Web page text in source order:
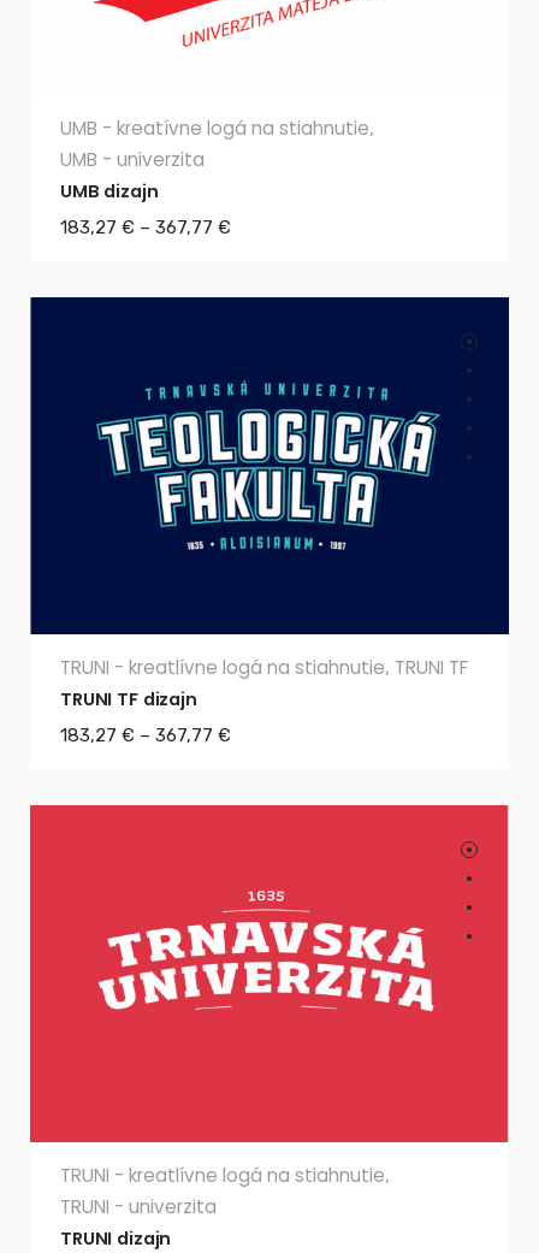
UMB - kreatívne logá na stiahnutie,
UMB - univerzita
UMB dizajn
183,27 € – 367,77 €
TRUNI - kreatlívne logá na stiahnutie, TRUNI TF
TRUNI TF dizajn
183,27 € – 367,77 €
TRUNI - kreatlívne logá na stiahnutie,
TRUNI - univerzita
TRUNI dizajn